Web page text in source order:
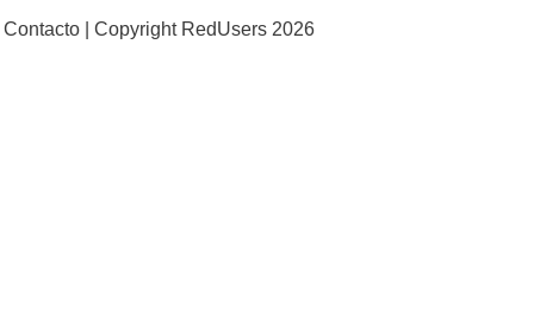
Contacto | Copyright RedUsers 2026